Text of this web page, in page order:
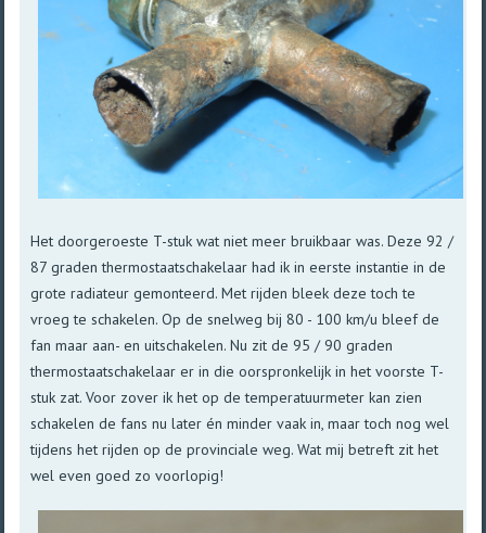
Het doorgeroeste T-stuk wat niet meer bruikbaar was. Deze 92 /
87 graden thermostaatschakelaar had ik in eerste instantie in de
grote radiateur gemonteerd. Met rijden bleek deze toch te
vroeg te schakelen. Op de snelweg bij 80 - 100 km/u bleef de
fan maar aan- en uitschakelen. Nu zit de 95 / 90 graden
thermostaatschakelaar er in die oorspronkelijk in het voorste T-
stuk zat. Voor zover ik het op de temperatuurmeter kan zien
schakelen de fans nu later én minder vaak in, maar toch nog wel
tijdens het rijden op de provinciale weg. Wat mij betreft zit het
wel even goed zo voorlopig!